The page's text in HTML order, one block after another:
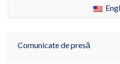
Comunicate de presă